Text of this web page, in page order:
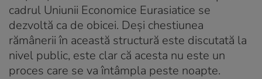
cadrul Uniunii Economice Eurasiatice se
dezvoltă ca de obicei. Deși chestiunea
rămânerii în această structură este discutată la
nivel public, este clar că acesta nu este un
proces care se va întâmpla peste noapte.